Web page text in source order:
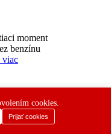
moment
benzínu
viac
moment
benzínu
cookies.
Prijať cookies